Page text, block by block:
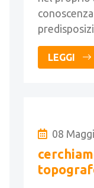
LEGGI
08